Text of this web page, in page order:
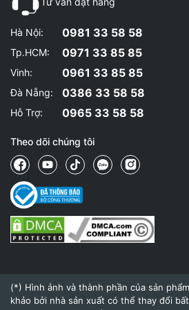
Hà Nội: 0981 33 58 58
Tp.HCM: 0971 33 85 85
Vinh: 0961 33 85 85
Đà Nẵng: 0386 33 58 58
Hỗ Trợ: 0965 33 58 58
Theo dõi chúng tôi
(*) Hình ảnh và thành phần của sản
khảo bởi nhà sản xuất có thể thay đổi